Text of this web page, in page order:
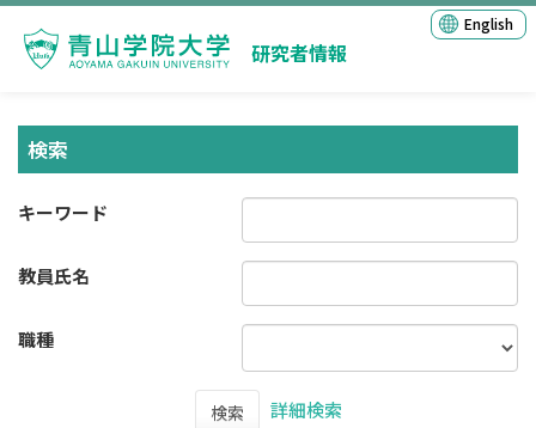
研究者情報
English
検索
キーワード
教員氏名
職種
検索
詳細検索